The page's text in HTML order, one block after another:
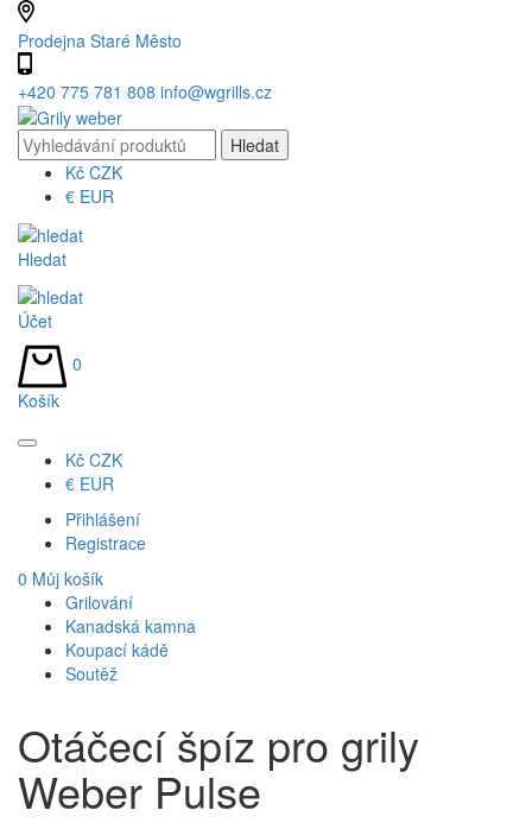
Prodejna Staré Město
+420 775 781 808 info@wgrills.cz
Kč CZK
€ EUR
Hledat
Účet
0
Košík
Kč CZK
€ EUR
Přihlášení
Registrace
0 Můj košík
Grilování
Kanadská kamna
Koupací kádě
Soutěž
Otáčecí špíz pro grily
Weber Pulse